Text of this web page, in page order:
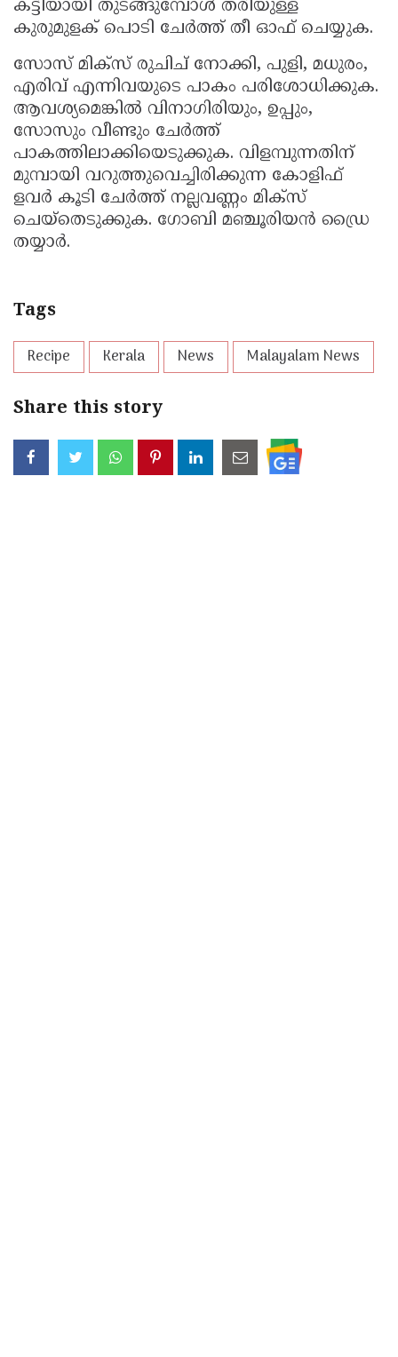
കട്ടിയായി തുടങ്ങുമ്പോള്‍ തരിയുള്ള
കുരുമുളക് പൊടി ചേര്‍ത്ത് തീ ഓഫ് ചെയ്യുക.
സോസ് മിക്സ് രുചിച് നോക്കി, പുളി, മധുരം,
എരിവ് എന്നിവയുടെ പാകം പരിശോധിക്കുക.
ആവശ്യമെങ്കില്‍ വിനാഗിരിയും, ഉപ്പും,
സോസും വീണ്ടും ചേര്‍ത്ത്
പാകത്തിലാക്കിയെടുക്കുക. വിളമ്പുന്നതിന്
മുമ്പായി വറുത്തുവെച്ചിരിക്കുന്ന കോളിഫ്
ളവര്‍ കൂടി ചേര്‍ത്ത് നല്ലവണ്ണം മിക്സ്
ചെയ്തെടുക്കുക. ഗോബി മഞ്ചൂരിയന്‍ ഡ്രൈ
തയ്യാര്‍.
Tags
Recipe Kerala News Malayalam News
Share this story